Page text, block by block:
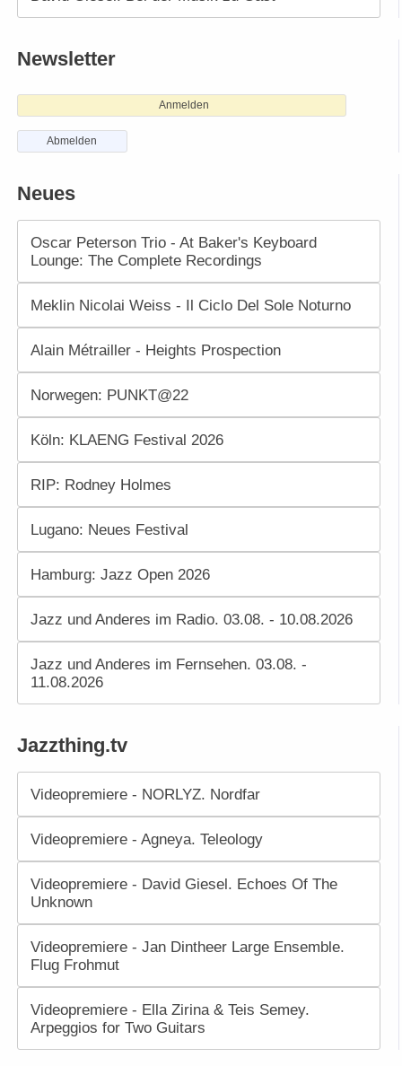
Newsletter
Anmelden
Abmelden
Neues
Oscar Peterson Trio - At Baker's Keyboard
Lounge: The Complete Recordings
Meklin Nicolai Weiss - Il Ciclo Del Sole Noturno
Alain Métrailler - Heights Prospection
Norwegen: PUNKT@22
Köln: KLAENG Festival 2026
RIP: Rodney Holmes
Lugano: Neues Festival
Hamburg: Jazz Open 2026
Jazz und Anderes im Radio. 03.08. - 10.08.2026
Jazz und Anderes im Fernsehen. 03.08. -
11.08.2026
Jazzthing.tv
Videopremiere - NORLYZ. Nordfar
Videopremiere - Agneya. Teleology
Videopremiere - David Giesel. Echoes Of The
Unknown
Videopremiere - Jan Dintheer Large Ensemble.
Flug Frohmut
Videopremiere - Ella Zirina & Teis Semey.
Arpeggios for Two Guitars